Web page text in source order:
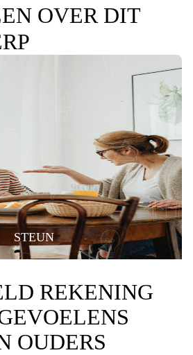
OVER DIT
STEUN
REKENING
OUDERS